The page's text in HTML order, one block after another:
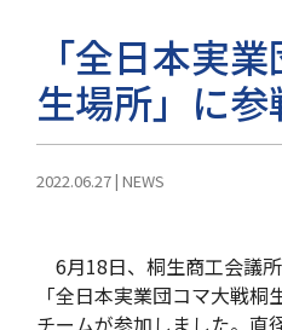
「全日本実
生場所」に参
2022.06.27| NEWS
6月18日、桐生商工会議
「全日本実業団コマ大戦
チームが参加しました。